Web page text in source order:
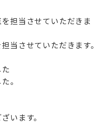
担当させていただきま
当させていただきます。
。
います。